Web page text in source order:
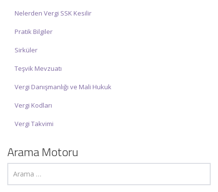
Nelerden Vergi SSK Kesilir
Pratik Bilgiler
Sirküler
Teşvik Mevzuatı
Vergi Danışmanlığı ve Mali Hukuk
Vergi Kodları
Vergi Takvimi
Arama Motoru